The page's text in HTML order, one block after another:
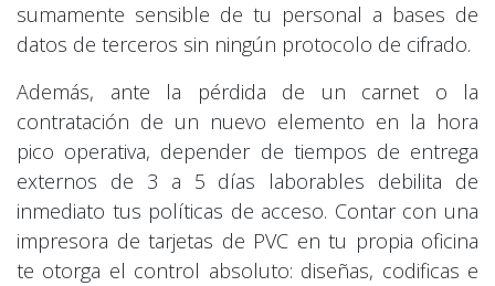
sumamente sensible de tu personal a bases de
datos de terceros sin ningún protocolo de cifrado.
Además, ante la pérdida de un carnet o la
contratación de un nuevo elemento en la hora
pico operativa, depender de tiempos de entrega
externos de 3 a 5 días laborables debilita de
inmediato tus políticas de acceso. Contar con una
impresora de tarjetas de PVC en tu propia oficina
te otorga el control absoluto: diseñas, codificas e